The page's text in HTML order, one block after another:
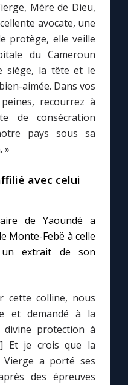
Mère de Dieu,
avocate, une
protège, elle veille
du Cameroun
siège, la tête et le
aimée. Dans vos
recourrez à
de consécration
pays sous sa
»
avec celui
de Yaoundé a
Monte-Febë à celle
extrait de son
cette colline, nous
et demandé à la
divine protection à
Et je crois que la
a porté ses
des épreuves